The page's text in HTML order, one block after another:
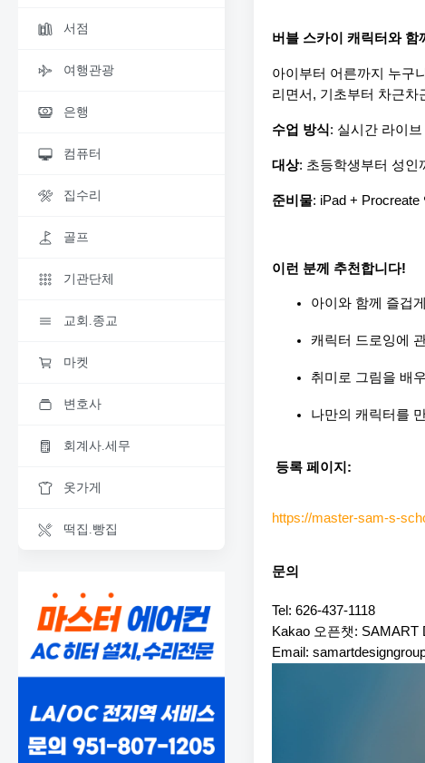
서점
여행관광
은행
컴퓨터
집수리
골프
기관단체
교회.종교
마켓
변호사
회계사.세무
옷가게
떡집.빵집
버블 스카이 캐릭터와
아이부터 어른까지 누구
리면서, 기초부터 차근차
수업 방식: 실시간 라이
대상: 초등학생부터 성인
준비물: iPad + Procreate
이런 분께 추천합니다!
아이와 함께 즐겁
캐릭터 드로잉에
취미로 그림을 배
나만의 캐릭터를
등록 페이지:
https://master-sam-s-
문의
Tel: 626-437-1118
Kakao 오픈챗: SAMART
Email: